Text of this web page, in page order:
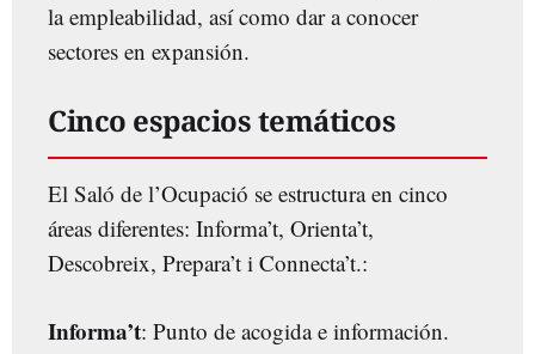
la empleabilidad, así como dar a conocer
sectores en expansión.
Cinco espacios temáticos
El Saló de l’Ocupació se estructura en cinco
áreas diferentes: Informa’t, Orienta’t,
Descobreix, Prepara’t i Connecta’t.:
Informa’t: Punto de acogida e información.